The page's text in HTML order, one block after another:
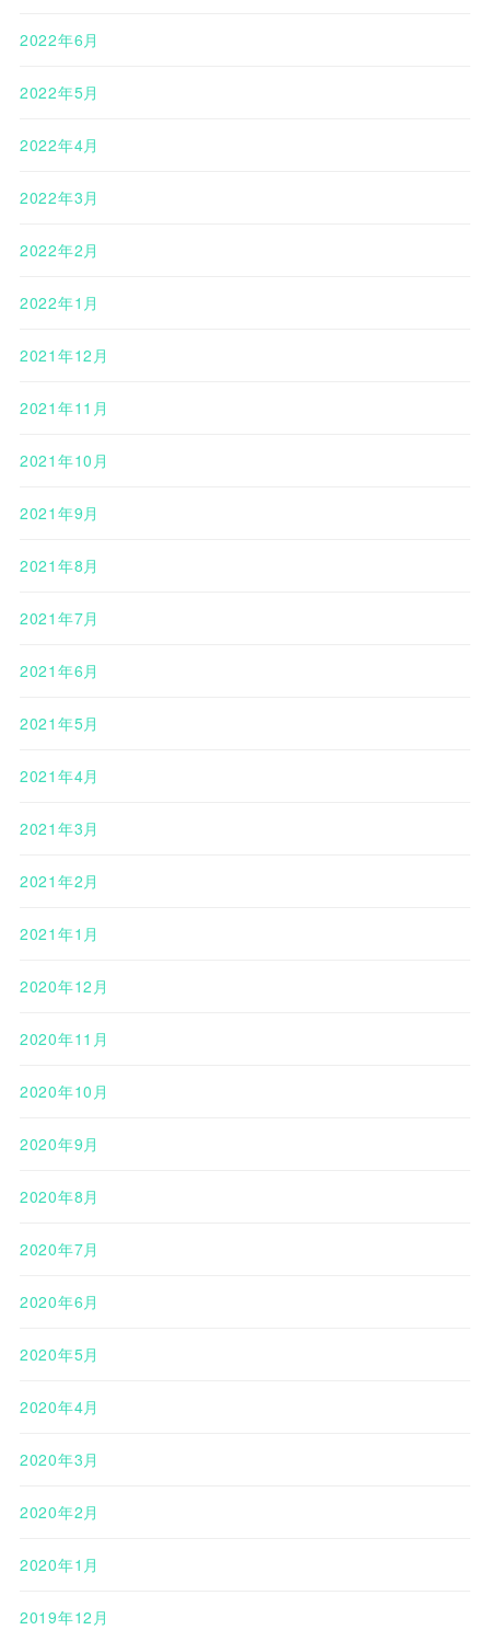
2022年6月
2022年5月
2022年4月
2022年3月
2022年2月
2022年1月
2021年12月
2021年11月
2021年10月
2021年9月
2021年8月
2021年7月
2021年6月
2021年5月
2021年4月
2021年3月
2021年2月
2021年1月
2020年12月
2020年11月
2020年10月
2020年9月
2020年8月
2020年7月
2020年6月
2020年5月
2020年4月
2020年3月
2020年2月
2020年1月
2019年12月